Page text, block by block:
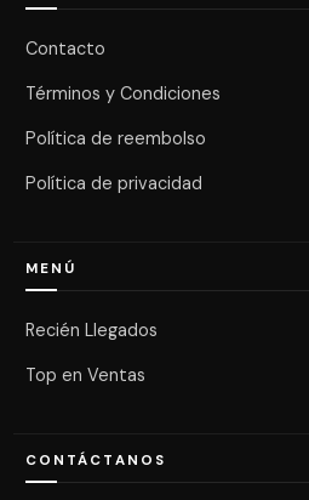
Contacto
Términos y Condiciones
Política de reembolso
Política de privacidad
MENÚ
Recién Llegados
Top en Ventas
CONTÁCTANOS